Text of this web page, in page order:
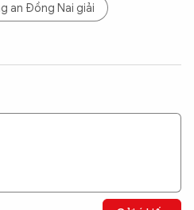
an Đồng Nai giải